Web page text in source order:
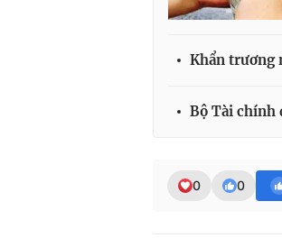
Khẩn trương
Bộ Tài chính
0 0